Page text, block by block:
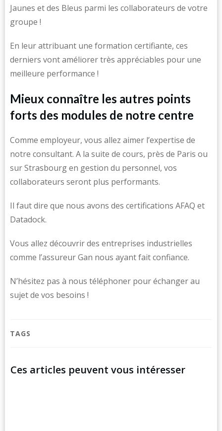
Jaunes et des Bleus parmi les collaborateurs de votre
groupe !
En leur attribuant une formation certifiante, ces
derniers vont améliorer très appréciables pour une
meilleure performance !
Mieux connaître les autres points
forts des modules de notre centre
Comme employeur, vous allez aimer l’expertise de
notre consultant. A la suite de cours, près de Paris ou
sur Strasbourg en gestion du personnel, vos
collaborateurs seront plus performants.
Il faut dire que nous avons des certifications AFAQ et
Datadock.
Vous allez découvrir des entreprises industrielles
comme l’assureur Gan nous ayant fait confiance.
N’hésitez pas à nous téléphoner pour échanger au
sujet de vos besoins !
TAGS
Ces articles peuvent vous intéresser